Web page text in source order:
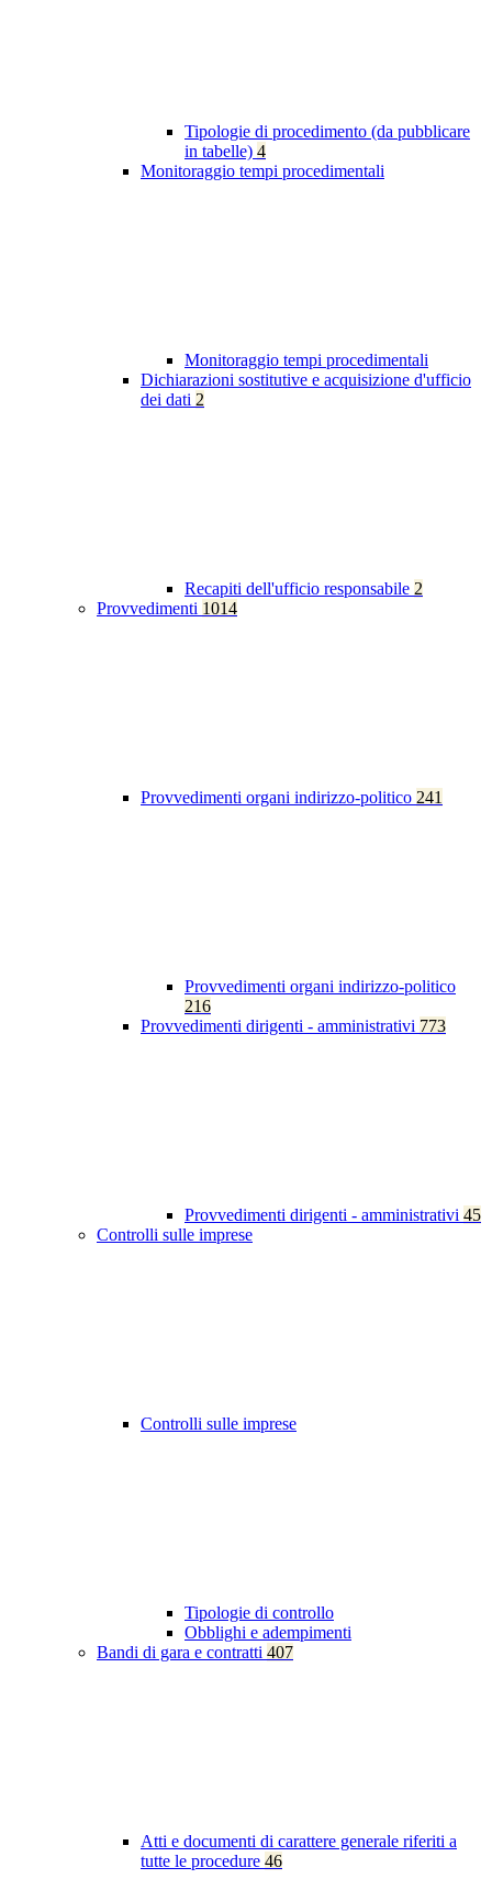
Tipologie di procedimento (da pubblicare
in tabelle) 4
Monitoraggio tempi procedimentali
Monitoraggio tempi procedimentali
Dichiarazioni sostitutive e acquisizione d'ufficio
dei dati 2
Recapiti dell'ufficio responsabile 2
Provvedimenti 1014
Provvedimenti organi indirizzo-politico 241
Provvedimenti organi indirizzo-politico
216
Provvedimenti dirigenti - amministrativi 773
Provvedimenti dirigenti - amministrativi 45
Controlli sulle imprese
Controlli sulle imprese
Tipologie di controllo
Obblighi e adempimenti
Bandi di gara e contratti 407
Atti e documenti di carattere generale riferiti a
tutte le procedure 46